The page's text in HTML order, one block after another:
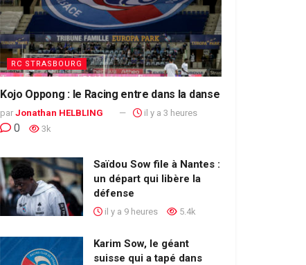
RC STRASBOURG
Kojo Oppong : le Racing entre dans la danse
par Jonathan HELBLING il y a 3 heures
0 3k
Saïdou Sow file à Nantes :
un départ qui libère la
défense
il y a 9 heures 5.4k
Karim Sow, le géant
suisse qui a tapé dans